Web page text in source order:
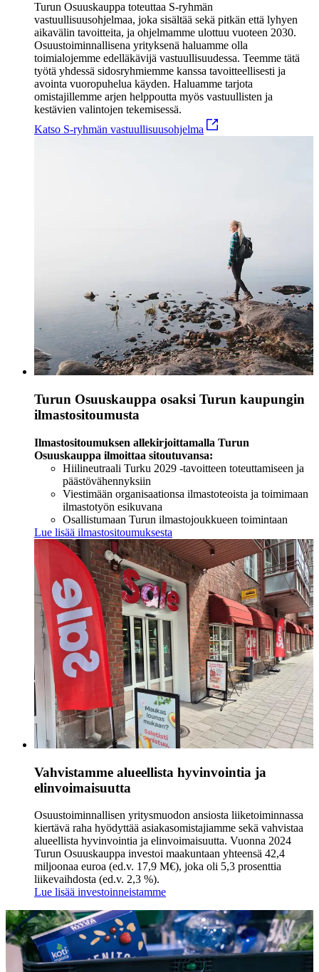
Turun Osuuskauppa toteuttaa S-ryhmän
vastuullisuusohjelmaa, joka sisältää sekä pitkän että lyhyen
aikavälin tavoitteita, ja ohjelmamme ulottuu vuoteen 2030.
Osuustoiminnallisena yrityksenä haluamme olla
toimialojemme edelläkävijä vastuullisuudessa. Teemme tätä
työtä yhdessä sidosryhmiemme kanssa tavoitteellisesti ja
avointa vuoropuhelua käyden. Haluamme tarjota
omistajillemme arjen helppoutta myös vastuullisten ja
kestävien valintojen tekemisessä.
Katso S-ryhmän vastuullisuusohjelma
Turun Osuuskauppa osaksi Turun kaupungin
ilmastositoumusta
Ilmastositoumuksen allekirjoittamalla Turun
Osuuskauppa ilmoittaa sitoutuvansa:
Hiilineutraali Turku 2029 -tavoitteen toteuttamiseen ja
päästövähennyksiin
Viestimään organisaationsa ilmastoteoista ja toimimaan
ilmastotyön esikuvana
Osallistumaan Turun ilmastojoukkueen toimintaan
Lue lisää ilmastositoumuksesta
Vahvistamme alueellista hyvinvointia ja
elinvoimaisuutta
Osuustoiminnallisen yritysmuodon ansiosta liiketoiminnassa
kiertävä raha hyödyttää asiakasomistajiamme sekä vahvistaa
alueellista hyvinvointia ja elinvoimaisuutta. Vuonna 2024
Turun Osuuskauppa investoi maakuntaan yhteensä 42,4
miljoonaa euroa (ed.v. 17,9 M€), joka oli 5,3 prosenttia
liikevaihdosta (ed.v. 2,3 %).
Lue lisää investoinneistamme